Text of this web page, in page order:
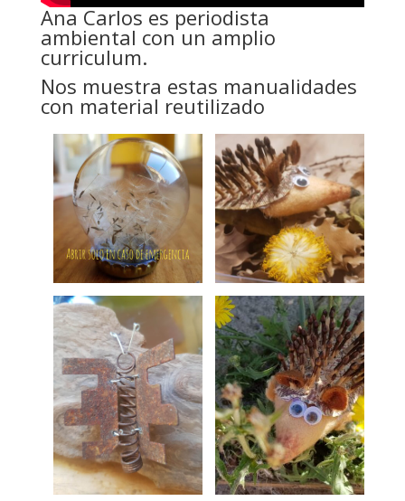
Ana Carlos es periodista
ambiental con un amplio
curriculum.
Nos muestra estas manualidades
con material reutilizado